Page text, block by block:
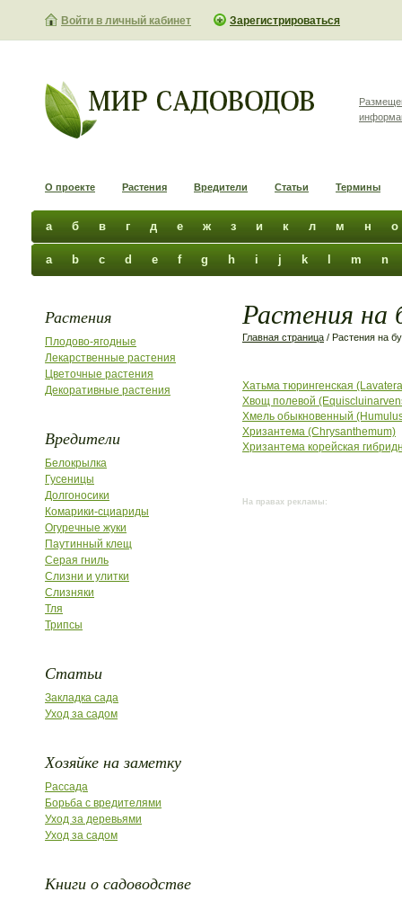
Войти в личный кабинет Зарегистрироваться
О проекте Растения Вредители Статьи Термины
а б в г д е ж з и к л м н о
a b c d e f g h i j k m n
Растения
Плодово-ягодные
Лекарственные растения
Цветочные растения
Декоративные растения
Вредители
Белокрылка
Гусеницы
Долгоносики
Комарики-сциариды
Огуречные жуки
Паутинный клещ
Серая гниль
Слизни и улитки
Слизняки
Тля
Трипсы
Статьи
Закладка сада
Уход за садом
Хозяйке на заметку
Рассада
Борьба с вредителями
Уход за деревьями
Уход за садом
Книги о садоводстве
Растения на
Главная страница / Растения на
Хатьма тюрингенская
Хвощ полевой
Хмель обыкновенный
Хризантема (Chrysanthemum)
Хризантема корейская
На правах рекламы: